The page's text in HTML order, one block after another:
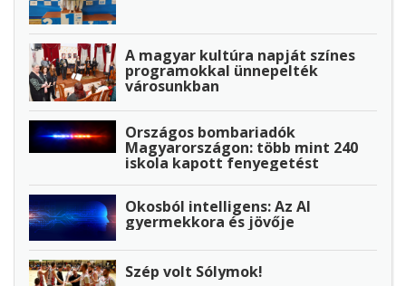
A magyar kultúra napját színes
programokkal ünnepelték
városunkban
Országos bombariadók
Magyarországon: több mint 240
iskola kapott fenyegetést
Okosból intelligens: Az AI
gyermekkora és jövője
Szép volt Sólymok!